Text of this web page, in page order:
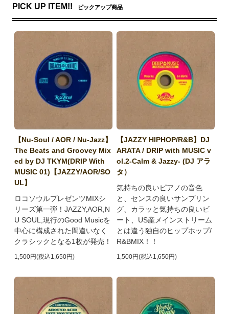
PICK UP ITEM!! ピックアップ商品
【Nu-Soul / AOR / Nu-Jazz】
The Beats and Groovey Mix
ed by DJ TKYM(DRIP With
MUSIC 01)【JAZZY/AOR/SO
UL】
ロコソウルプレゼンツMIXシ
リーズ第一弾！JAZZY,AOR,N
U SOUL,現行のGood Musicを
中心に構成された間違いなく
クラシックとなる1枚が発売！
1,500円(税込1,650円)
【JAZZY HIPHOP/R&B】DJ
ARATA / DRIP with MUSIC v
ol.2-Calm & Jazzy- (DJ アラ
タ）
気持ちの良いピアノの音色
と、センスの良いサンプリン
グ、カラッと気持ちの良いビ
ート、US産メインストリーム
とは違う独自のヒップホップ/
R&BMIX！！
1,500円(税込1,650円)